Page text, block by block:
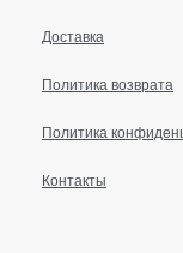
Доставка
Политика возврата
Политика
Контакты